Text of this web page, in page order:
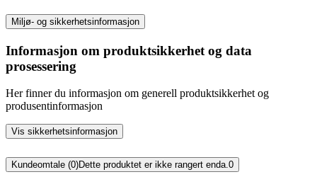
Miljø- og sikkerhetsinformasjon
Informasjon om produktsikkerhet og data
prosessering
Her finner du informasjon om generell produktsikkerhet og
produsentinformasjon
Vis sikkerhetsinformasjon
Kundeomtale (0)Dette produktet er ikke rangert enda.0